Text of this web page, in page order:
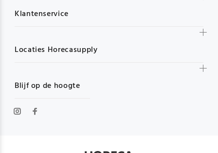
Blijf op de hoogte
Klantenservice
Locaties Horecasupply